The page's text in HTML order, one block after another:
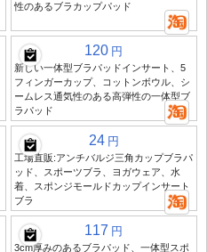
性のあるブラカップパッド
120 円
新しい一体型ブラパッドインサート、5
フィンガーカップ、コットンボウル、シ
ームレス通気性のある高弾性の一体型ブ
ラパッド
24 円
工場直販:アンチバルジ三角カップブラパ
ッド、スポーツブラ、ヨガウェア、水
着、スポンジモールドカップインサート
ブラ
117 円
3cm厚みのあるブラパッド、一体型スポ